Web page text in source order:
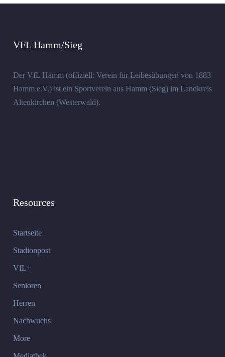
VFL Hamm/Sieg
Der VfL Hamm (offiziell: Verein für Leibesübungen von 1883
Hamm e.V.) ist ein Sportverein aus Hamm (Sieg) im Landkreis
Altenkirchen (Westerwald).
Resources
Startseite
Stadionpost
VfL+
Senioren
Herren
Nachwuchs
More